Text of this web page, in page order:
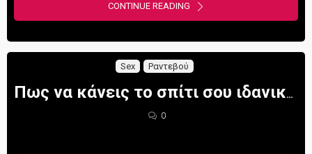
CONTINUE READING
Sex Ραντεβού
Πως να κάνεις το σπίτι σου ιδανικό για να φέρνεις γυναίκες (7 tips and tricks)
0